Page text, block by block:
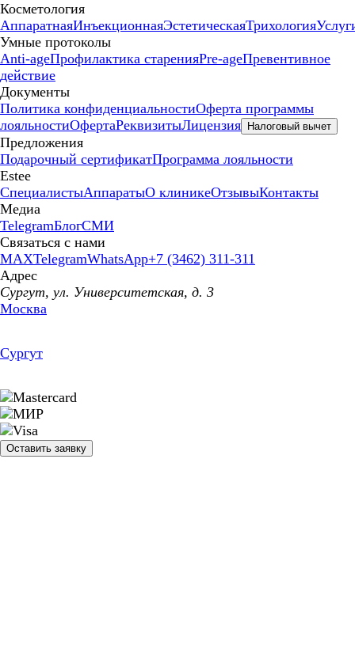
Косметология
АппаратнаяИнъекционнаяЭстетическаяТрихология
Умные протоколы
Anti-ageПрофилактика старенияPre-ageПревентивное
действие
Документы
Политика конфиденциальностиОферта программы
лояльностиОфертаРеквизитыЛицензия Налоговый вычет
Предложения
Подарочный сертификатПрограмма лояльности
Estee
СпециалистыАппаратыО клиникеОтзывыКонтакты
Медиа
TelegramБлогСМИ
Связаться с нами
MAXTelegramWhatsApp+7 (3462) 311-311
Адрес
Сургут, ул. Университетская, д. 3
Москва
Сургут
Оставить заявку